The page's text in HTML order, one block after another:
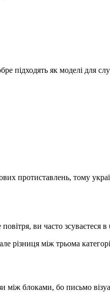
підходять як моделі для
протиставлень, тому
ви часто зсуваєтеся в
різниця між трьома
між блоками, бо письмо